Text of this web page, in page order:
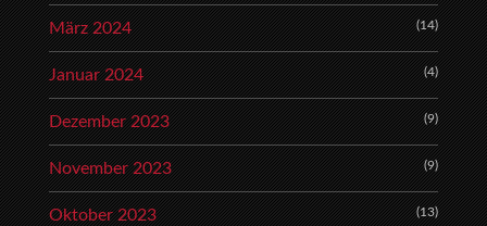
März 2024 (14)
Januar 2024 (4)
Dezember 2023 (9)
November 2023 (9)
Oktober 2023 (13)